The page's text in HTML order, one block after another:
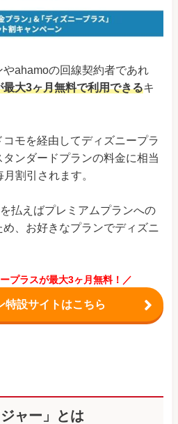
やahamoの回線契約者であれ
大3ヶ月無料で利用できるキ
モを経由してディズニープラ
ンダードプランの料金に相当
割引されます。
払えばプレミアムプランへの
、お好きなプランでディズニ
プラスが最大3ヶ月無料！／
特設サイトはこちら
ャー」とは